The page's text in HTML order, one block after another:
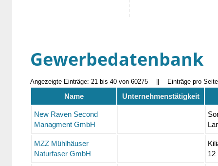
Gewerbedatenbank
Angezeigte Einträge: 21 bis 40 von 60275 Einträge pro
Name Unternehmenstätigkeit
New Raven Second
Managment GmbH
MZZ Mühlhäuser
Naturfaser GmbH
12